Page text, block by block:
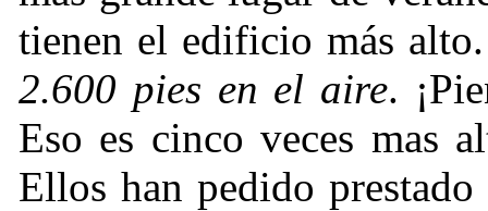
tienen el edificio más
2.600 pies en el aire. ¡
Eso es cinco veces mas
Ellos han pedido